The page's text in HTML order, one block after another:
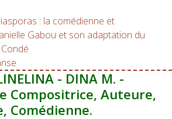
: la comédienne et
Gabou et son adaptation du
- DINA M. -
Compositrice, Auteure,
Comédienne.